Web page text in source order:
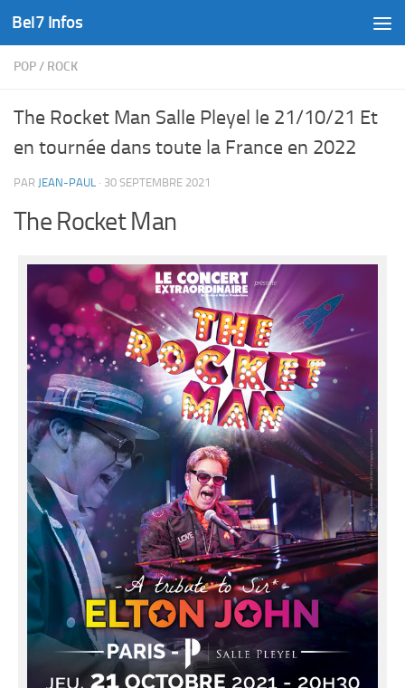
Skip to content
Bel7 Infos
POP/ ROCK
The Rocket Man Salle Pleyel le 21/10/21 Et
en tournée dans toute la France en 2022
PAR JEAN-PAUL · 30 SEPTEMBRE 2021
The Rocket Man